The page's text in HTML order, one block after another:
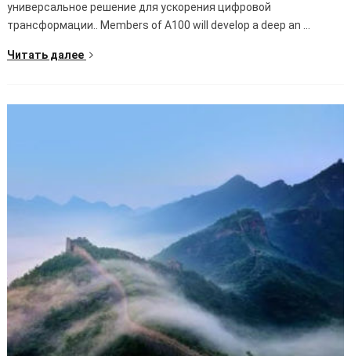
универсальное решение для ускорения цифровой
трансформации..
Members of A100 will develop a deep an
Читать далее